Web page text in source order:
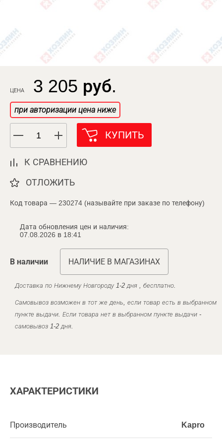
ЦЕНА 3 205 руб.
при авторизации цена ниже
КУПИТЬ
К СРАВНЕНИЮ
ОТЛОЖИТЬ
Код товара — 230274 (называйте при заказе по телефону)
Дата обновления цен и наличия:
07.08.2026 в 18:41
В наличии НАЛИЧИЕ В МАГАЗИНАХ
Доставка по Нижнему Новгороду 1-2 дня , бесплатно.
Самовывоз возможен в тот же день, если товар есть в выбранном
пункте выдачи. Если товара нет в выбранном пункте выдачи -
самовывоз 1-2 дня.
ХАРАКТЕРИСТИКИ
Производитель Kapro